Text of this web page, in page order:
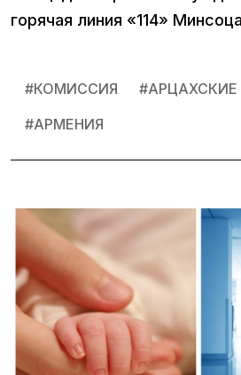
горячая линия «114»
#КОМИССИЯ #
#АРМЕНИЯ